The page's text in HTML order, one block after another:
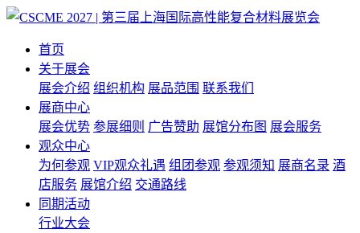
首页
关于展会
展会介绍 组织机构 展品范围 联系我们
展商中心
展会优势 参展细则 广告赞助 展馆分布图 展会服务
观众中心
为何参观 VIP观众礼遇 组团参观 参观须知 展商名录 酒
店服务 展馆介绍 交通路线
同期活动
行业大会